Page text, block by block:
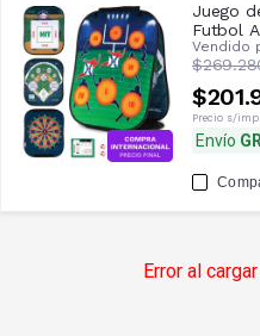
Juego
Futbol
Vendido
Precio s/
Envío
Error al